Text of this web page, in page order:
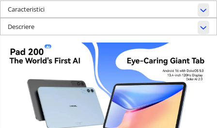
Caracteristici
Descriere